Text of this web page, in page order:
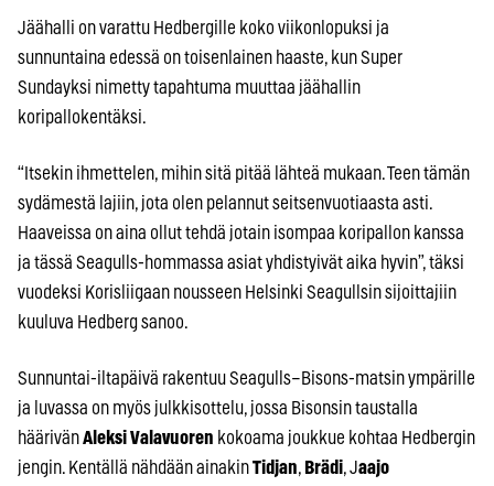
Jäähalli on varattu Hedbergille koko viikonlopuksi ja
sunnuntaina edessä on toisenlainen haaste, kun Super
Sundayksi nimetty tapahtuma muuttaa jäähallin
koripallokentäksi.
“Itsekin ihmettelen, mihin sitä pitää lähteä mukaan. Teen tämän
sydämestä lajiin, jota olen pelannut seitsenvuotiaasta asti.
Haaveissa on aina ollut tehdä jotain isompaa koripallon kanssa
ja tässä Seagulls-hommassa asiat yhdistyivät aika hyvin”, täksi
vuodeksi Korisliigaan nousseen Helsinki Seagullsin sijoittajiin
kuuluva Hedberg sanoo.
Sunnuntai-iltapäivä rakentuu Seagulls–Bisons-matsin ympärille
ja luvassa on myös julkkisottelu, jossa Bisonsin taustalla
häärivänAleksi Valavuoren kokoama joukkue kohtaa Hedbergin
jengin. Kentällä nähdään ainakinTidjan, Brädi, Jaajo